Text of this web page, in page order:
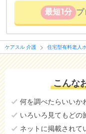
最短1分 プ
ケアスル 介護 住宅型有料老人
こんな
何を調べたらいいか
いろいろ見てもどの
ネットに掲載されて